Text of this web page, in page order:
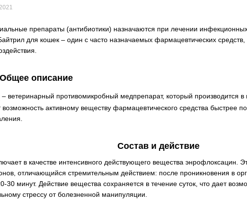
препараты (антибиотики) назначаются при лечении
для кошек – один с часто назначаемых фармацевтических
Общее описание
– ветеринарный противомикробный медпрепарат, который производится в
активному веществу фармацевтического средства быстрее
Состав и действие
в качестве интенсивного действующего вещества энрофлоксацин.
отличающийся стремительным действием: после проникновения в
30 минут. Действие вещества сохраняется в течение суток, что дает
стрессу от болезненной манипуляции.